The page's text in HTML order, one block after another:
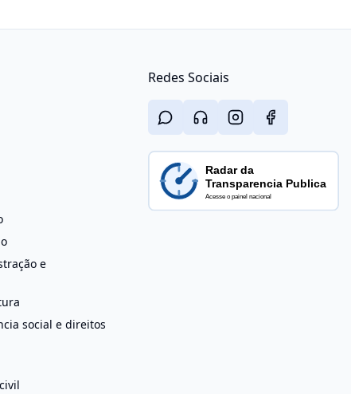
e
social e direitos
Redes Sociais